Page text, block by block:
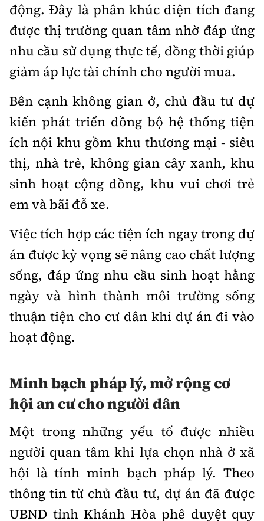
động. Đây là phân khúc diện tích đang
được thị trường quan tâm nhờ đáp ứng
nhu cầu sử dụng thực tế, đồng thời giúp
giảm áp lực tài chính cho người mua.
Bên cạnh không gian ở, chủ đầu tư dự
kiến phát triển đồng bộ hệ thống tiện
ích nội khu gồm khu thương mại - siêu
thị, nhà trẻ, không gian cây xanh, khu
sinh hoạt cộng đồng, khu vui chơi trẻ
em và bãi đỗ xe.
Việc tích hợp các tiện ích ngay trong dự
án được kỳ vọng sẽ nâng cao chất lượng
sống, đáp ứng nhu cầu sinh hoạt hằng
ngày và hình thành môi trường sống
thuận tiện cho cư dân khi dự án đi vào
hoạt động.
Minh bạch pháp lý, mở rộng cơ
hội an cư cho người dân
Một trong những yếu tố được nhiều
người quan tâm khi lựa chọn nhà ở xã
hội là tính minh bạch pháp lý. Theo
thông tin từ chủ đầu tư, dự án đã được
UBND tỉnh Khánh Hòa phê duyệt quy